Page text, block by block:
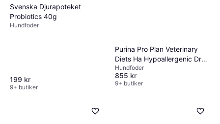
Svenska Djurapoteket
Probiotics 40g
Hundfoder
199 kr
9+ butiker
Purina Pro Plan Veterinary
Diets Ha Hypoallergenic Dry
Dog Food 11kg
Hundfoder
855 kr
9+ butiker